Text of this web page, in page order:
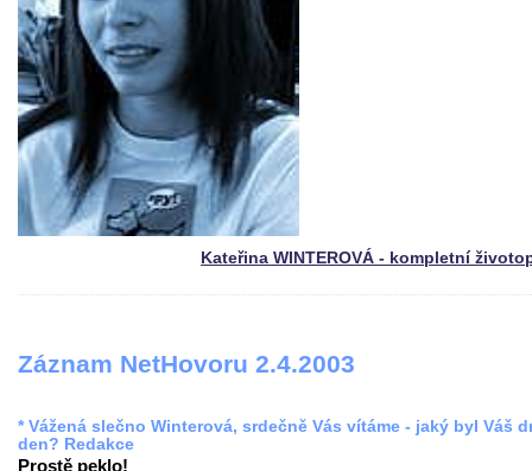
Kateřina WINTEROVÁ - kompletní
Záznam NetHovoru 2.4.2003
* Vážená slečno Winterová, srdečně Vás vítáme - jaký byl Váš
den? Redakce
Prostě peklo!